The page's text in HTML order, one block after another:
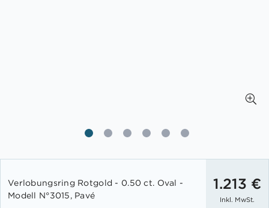
Anfang
der
Bildgalerie
Verlobungsring Rotgold - 0.50 ct. Oval -
Modell N°3015, Pavé
1.213 €
Inkl. MwSt.